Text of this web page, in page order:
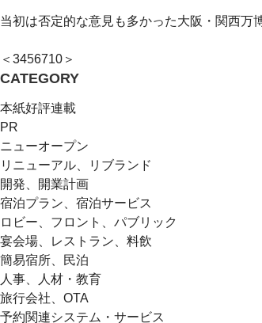
当初は否定的な意見も多かった大阪・関西
＜ 3456710 ＞
CATEGORY
本紙好評連載
PR
ニューオープン
リニューアル、リブランド
開発、開業計画
宿泊プラン、宿泊サービス
ロビー、フロント、パブリック
宴会場、レストラン、料飲
簡易宿所、民泊
人事、人材・教育
旅行会社、OTA
予約関連システム・サービス